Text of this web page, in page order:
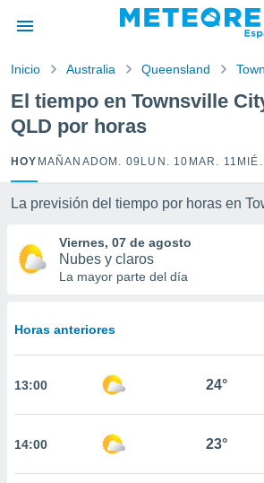
por
para
la
calidad.
a este
las
y
forma
basada
permite
coste.
Inicio Australia Queensland
El tiempo en Townsville
QLD por horas
HOY MAÑANA DOM. 09 LUN. 10 MAR. 11
La previsión del tiempo por horas en
Viernes, 07 de agosto
Nubes y claros
La mayor parte del día
Horas anteriores
13:00 24°
14:00 23°